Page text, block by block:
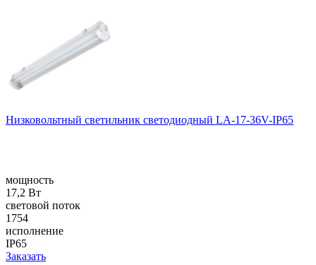
Низковольтный светильник светодиодный LA-17-36V-IP65
мощность
17,2 Вт
световой поток
1754
исполнение
IP65
Заказать